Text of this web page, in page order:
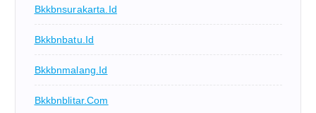
Bkkbnsurakarta.id
Bkkbnbatu.id
Bkkbnmalang.id
Bkkbnblitar.com